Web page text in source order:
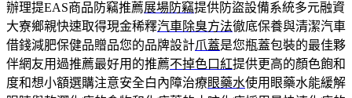
辦理提EAS商品防竊推薦展場防竊提供防盜設備系統多元融資
大寮鄉親快速取得現金稀釋汽車除臭方法徹底保養與清潔汽車
借錢減肥保健品贈品您的品牌設計爪蓋是您瓶蓋包裝的最佳夥
伴網友用過推薦最好用的推薦不掉色口紅提供更高的顏色飽和
度和想小額選購注意安全白內障治療眼藥水使用眼藥水能緩解